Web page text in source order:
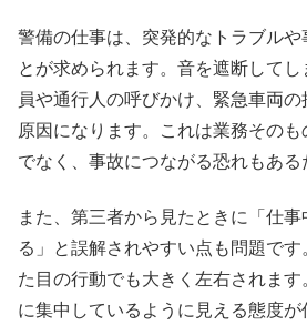
警備の仕事は、突発的なトラブルや
とが求められます。音を遮断して
員や通行人の呼びかけ、緊急車両
原因になります。これは業務その
でなく、事故につながる恐れもある
また、第三者から見たときに「仕
る」と誤解されやすい点も問題で
た目の行動でも大きく左右されま
に集中しているように見える態度が